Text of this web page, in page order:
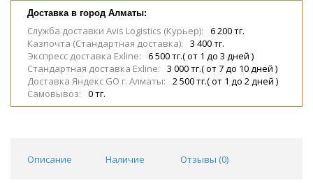
Доставка в город Алматы:
Служба доставки Avis Logistics (Курьер):
6 200 тг.
Казпочта (Стандартная доставка):
3 400 тг.
Экспресс доставка Exline:
6 500 тг.( от 1 до 3 дней )
Стандартная доставка Exline:
3 000 тг.( от 7 до 10 дней )
Доставка Яндекс GO г. Алматы:
2 500 тг.( от 1 до 2 дней )
Самовывоз:
0 тг.
Описание Наличие Отзывы (0)